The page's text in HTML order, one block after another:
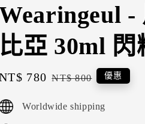
-
比亞 30ml
780 Regular
NT$ 800 優惠
Worldwide shipping